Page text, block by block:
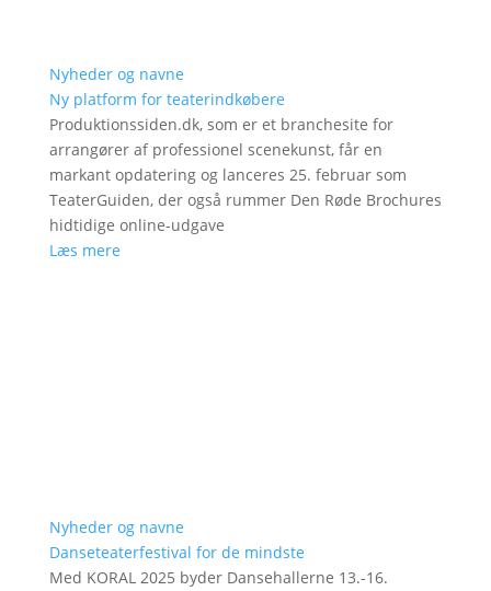
Nyheder og navne
Ny platform for teaterindkøbere
Produktionssiden.dk, som er et branchesite for
arrangører af professionel scenekunst, får en
markant opdatering og lanceres 25. februar som
TeaterGuiden, der også rummer Den Røde Brochures
hidtidige online-udgave
Læs mere
Nyheder og navne
Danseteaterfestival for de mindste
Med KORAL 2025 byder Dansehallerne 13.-16.